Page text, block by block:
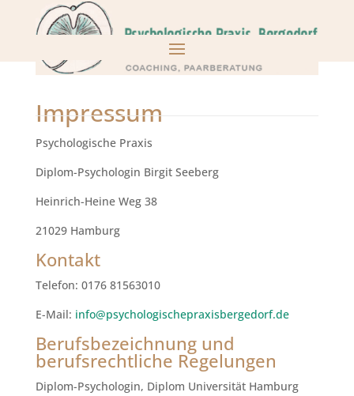
Impressum
Psychologische Praxis
Diplom-Psychologin Birgit Seeberg
Heinrich-Heine Weg 38
21029 Hamburg
Kontakt
Telefon: 0176 81563010
E-Mail: info@psychologischepraxisbergedorf.de
Berufsbezeichnung und
berufsrechtliche Regelungen
Diplom-Psychologin, Diplom Universität Hamburg